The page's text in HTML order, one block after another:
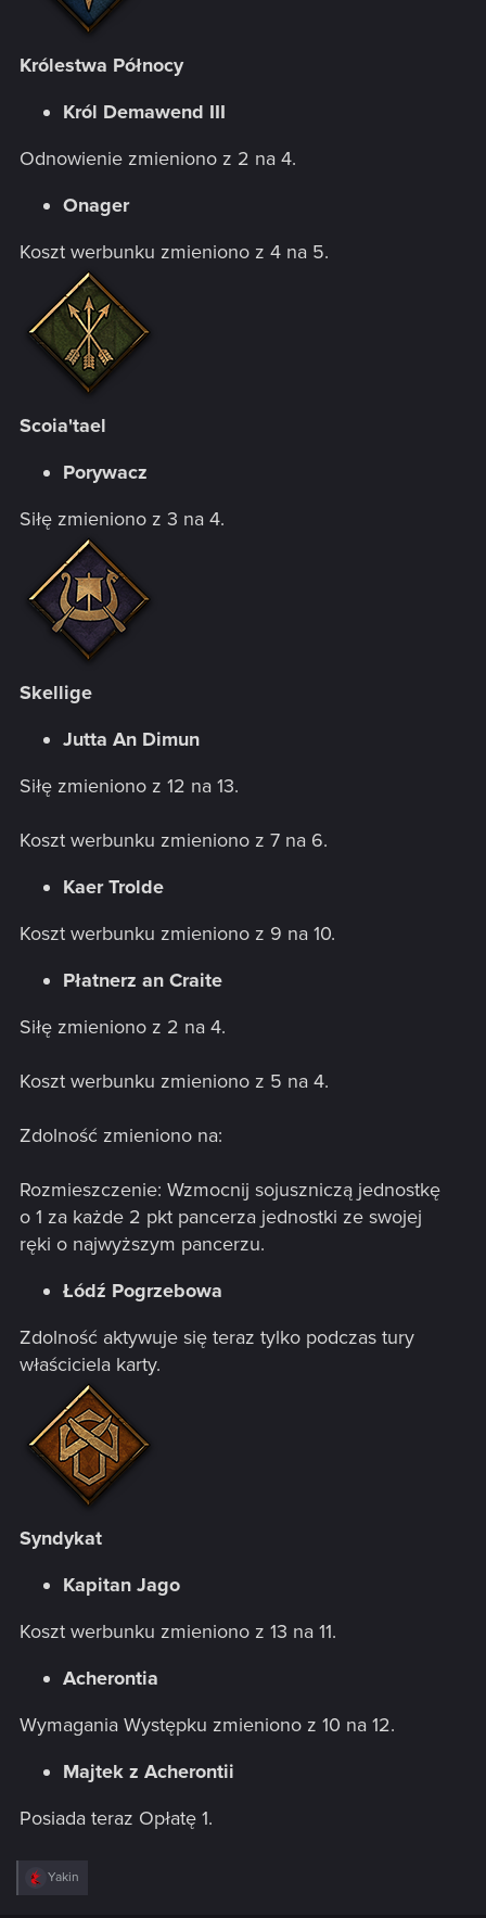
Królestwa Północy
Król Demawend III
Odnowienie zmieniono z 2 na 4.
Onager
Koszt werbunku zmieniono z 4 na 5.
Scoia'tael
Porywacz
Siłę zmieniono z 3 na 4.
Skellige
Jutta An Dimun
Siłę zmieniono z 12 na 13.
Koszt werbunku zmieniono z 7 na 6.
Kaer Trolde
Koszt werbunku zmieniono z 9 na 10.
Płatnerz an Craite
Siłę zmieniono z 2 na 4.
Koszt werbunku zmieniono z 5 na 4.
Zdolność zmieniono na:
Rozmieszczenie: Wzmocnij sojuszniczą jednostkę
o 1 za każde 2 pkt pancerza jednostki ze swojej
ręki o najwyższym pancerzu.
Łódź Pogrzebowa
Zdolność aktywuje się teraz tylko podczas tury
właściciela karty.
Syndykat
Kapitan Jago
Koszt werbunku zmieniono z 13 na 11.
Acherontia
Wymagania Występku zmieniono z 10 na 12.
Majtek z Acherontii
Posiada teraz Opłatę 1.
R
Yakin